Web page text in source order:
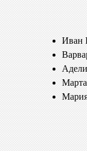
Иван
Марта